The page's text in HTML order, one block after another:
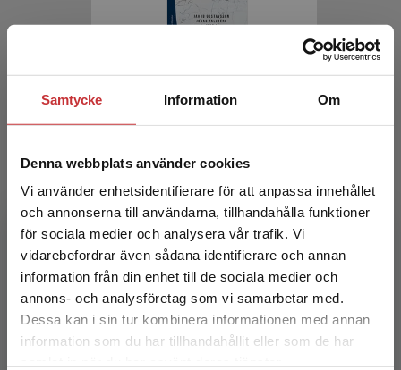
Samtycke Information Om
Denna webbplats använder cookies
Vi använder enhetsidentifierare för att anpassa innehållet
och annonserna till användarna, tillhandahålla funktioner
för sociala medier och analysera vår trafik. Vi
vidarebefordrar även sådana identifierare och annan
information från din enhet till de sociala medier och
annons- och analysföretag som vi samarbetar med.
Dessa kan i sin tur kombinera informationen med annan
information som du har tillhandahållit eller som de har
Begränsad fraktregion
Det verkar som att du besöker
Internationella relationer
Exkl. moms: 405 kr